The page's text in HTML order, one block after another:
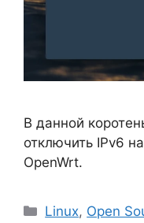
В данной
отключить IPv6
OpenWrt.
Рубрики
Linux, Open